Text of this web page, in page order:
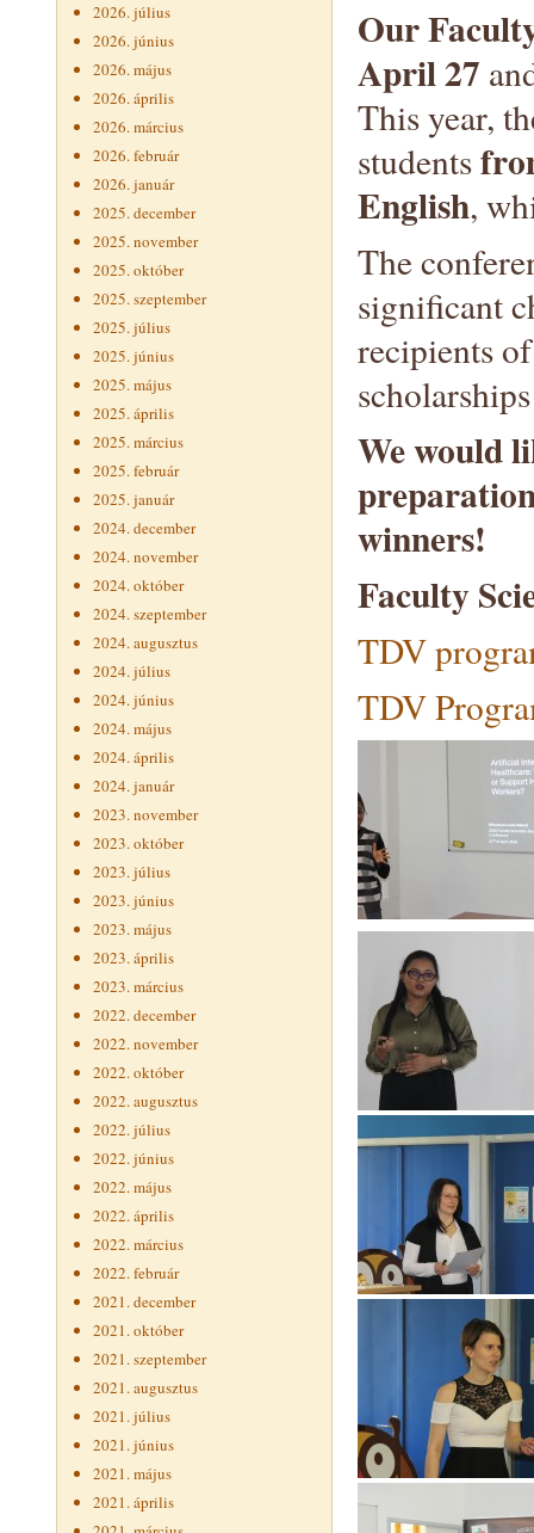
2026. július
2026. június
2026. május
2026. április
2026. március
2026. február
2026. január
2025. december
2025. november
2025. október
2025. szeptember
2025. július
2025. június
2025. május
2025. április
2025. március
2025. február
2025. január
2024. december
2024. november
2024. október
2024. szeptember
2024. augusztus
2024. július
2024. június
2024. május
2024. április
2024. január
2023. november
2023. október
2023. július
2023. június
2023. május
2023. április
2023. március
2022. december
2022. november
2022. október
2022. augusztus
2022. július
2022. június
2022. május
2022. április
2022. március
2022. február
2021. december
2021. október
2021. szeptember
2021. augusztus
2021. július
2021. június
2021. május
2021. április
Our
April 27
This year,
students
English,
The
significant
recipients
We would
winners!
Faculty
TDV
TDV